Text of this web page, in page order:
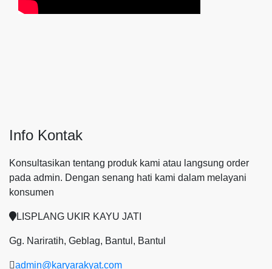
Info Kontak
Konsultasikan tentang produk kami atau langsung order
pada admin. Dengan senang hati kami dalam melayani
konsumen
LISPLANG UKIR KAYU JATI
Gg. Nariratih, Geblag, Bantul, Bantul
admin@karyarakyat.com